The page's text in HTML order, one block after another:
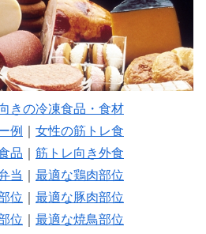
きの冷凍食品・食材
例
女性の筋トレ食
品
筋トレ向き外食
当
最適な鶏肉部位
位
最適な豚肉部位
位
最適な焼鳥部位